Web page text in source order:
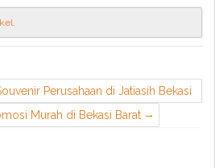
.
Perusahaan di Jatiasih Bekasi
Murah di Bekasi Barat